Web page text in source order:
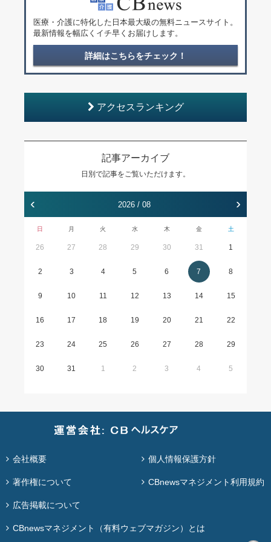
医療・介護に特化した日本最大級の無料ニュースサイト。
最新情報を幅広くイチ早くお届けします。
詳細はこちらをチェック！
アクセスランキング
記事アーカイブ
日別で記事をご覧いただけます。
‹ 2026 / 08 ›
日 月 火 水 木 金 土
26 27 28 29 30 31 1
2 3 4 5 6 7 8
9 10 11 12 13 14 15
16 17 18 19 20 21 22
23 24 25 26 27 28 29
30 31 1 2 3 4 5
会社概要 個人情報保護方針
著作権について CBnewsマネジメント利用規約
広告掲載について
CBnewsマネジメント（有料ウェブマガジン）とは